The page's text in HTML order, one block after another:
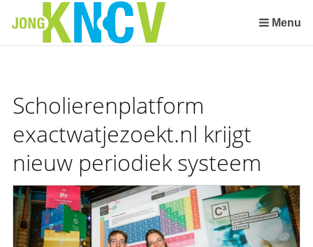
links
inhoud
Spring
naar
het
menu
Menu
Scholierenplatform
exactwatjezoekt.nl krijgt
nieuw periodiek systeem